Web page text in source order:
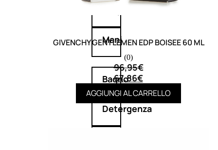
Mani
Bagno
Detergenza
GIVENCHY GENTLEMEN EDP BOISEE 60 ML
(0)
96,95€
67,86€
AGGIUNGI AL CARRELLO